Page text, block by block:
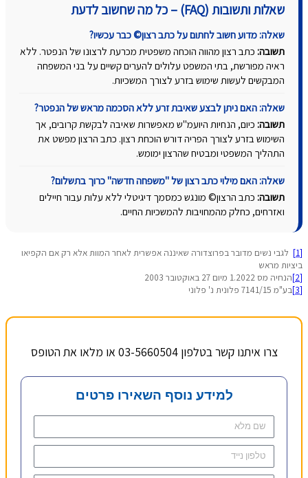
שאלות ותשובות (FAQ) – כל מה שחשוב לדעת
שאלה: מדוע חשוב לחתום על כתב רצון© כבר עכשיו?
תשובה: כתב רצון מהווה הוכחה משפטית מכרעת לרצונו של הנפטר. ללא
ראיה מפורשת, בתי המשפט עלולים להערים קשיים על בני המשפחה
המבקשים לעשות שימוש בזרע לצורך המשכיות.
שאלה: האם ניתן לבצע שאיבת זרע ללא הסכמה מראש של הנפטר?
תשובה: כיום, הנחיות היועמ"ש מאפשרות שאיבה לבקשת קרובים, אך
השימוש בזרע לצורך הפריה דורש הוכחת רצון. כתב הרצון מפשט את
התהליך המשפטי ומבטיח שהרצון ימומש.
שאלה: האם מילוי כתב רצון של "משפחה חדשה" כרוך בתשלום?
תשובה: כתב הרצון© מונגש כמסמך דיגיטלי ללא עלות עבור חיילים
ואזרחים, כחלק מהמחויבות להמשכיות החיים.
[1]
לגבי נשים מדובר בפרוצדורה שאיננה אפשרית לאחר המוות אלא רק אם הקפיאו
ביציות מראש
[2]
הנחיה מס 1.2022 מיום 27 באוקטובר 2003
[3]
בע"מ 7141/15 פלונית נ' פלוני
צרו איתנו קשר בטלפון 03-5660504 או מלאו את הטופס
למידע נוסף השאירו פרטים